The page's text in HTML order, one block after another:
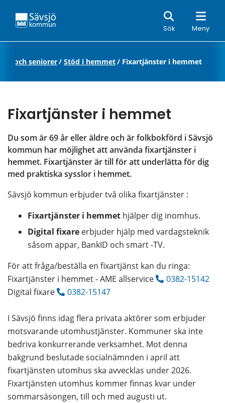
Sök Meny
Sök
och seniorer/ Stöd i hemmet/ Fixartjänster i hemmet
Fixartjänster i hemmet
Du som är 69 år eller äldre och är folkbokförd i Sävsjö
kommun har möjlighet att använda fixartjänster i
hemmet. Fixartjänster är till för att underlätta för dig
med praktiska sysslor i hemmet.
Sävsjö kommun erbjuder två olika fixartjänster :
Fixartjänster i hemmet hjälper dig inomhus.
Digital fixare erbjuder hjälp med vardagsteknik
såsom appar, BankID och smart -TV.
För att fråga/beställa en fixartjänst kan du ringa:
Fixartjänster i hemmet - AME allservice
0382-15142
Digital fixare
0382-15147
I Sävsjö finns idag flera privata aktörer som erbjuder
motsvarande utomhustjänster. Kommuner ska inte
bedriva konkurrerande verksamhet. Mot denna
bakgrund beslutade socialnämnden i april att
fixartjänsten utomhus ska avvecklas under 2026.
Fixartjänsten utomhus kommer finnas kvar under
sommarsäsongen, till och med augusti ut.